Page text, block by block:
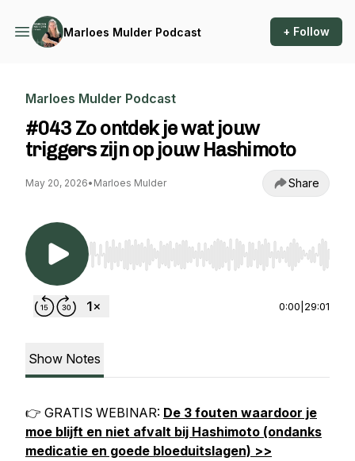
Marloes Mulder Podcast + Follow
Marloes Mulder Podcast
#043 Zo ontdek je wat jouw
triggers zijn op jouw Hashimoto
May 20, 2026• Marloes Mulder Share
Use Left/Right to seek, Home/End to jump to
0:00 29:01
Show Notes
👉 GRATIS WEBINAR: De 3 fouten waardoor je
moe blijft en niet afvalt bij Hashimoto (ondanks
medicatie en goede bloeduitslagen) >>